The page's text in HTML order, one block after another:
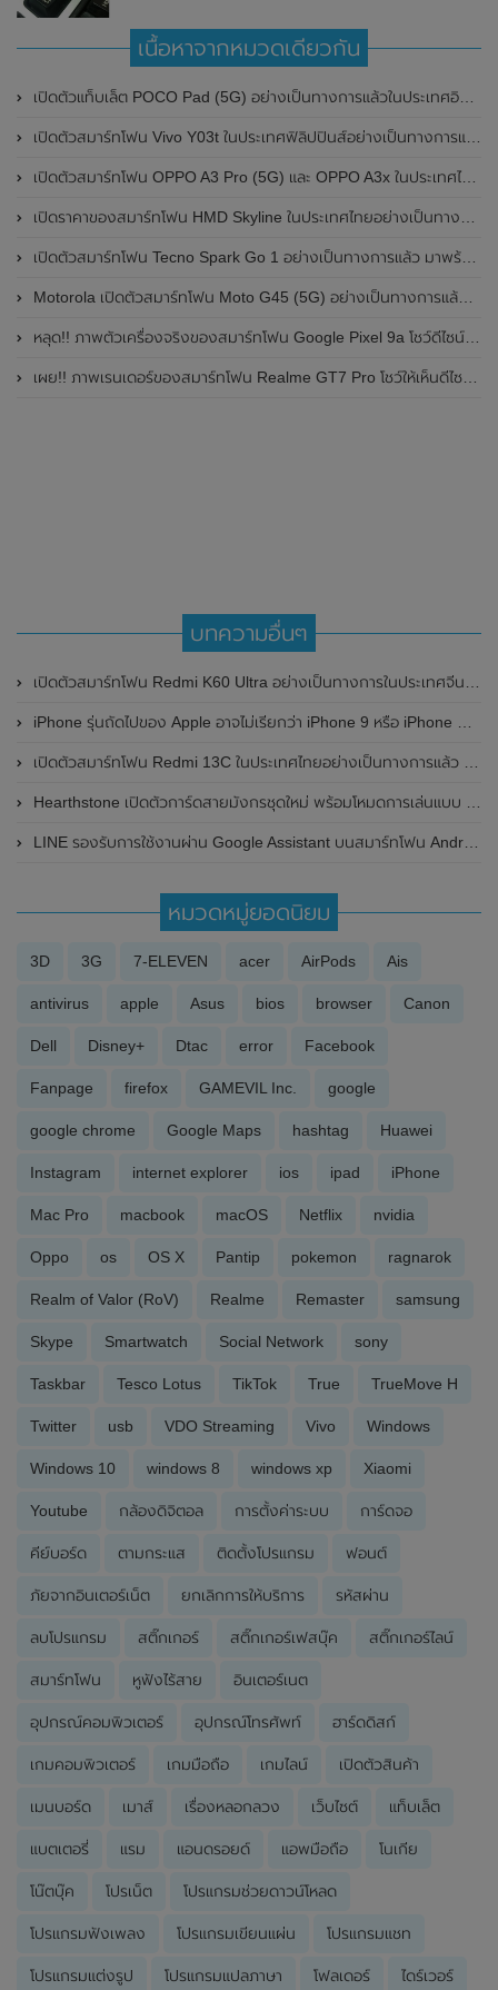
เนื้อหาจากหมวดเดียวกัน
เปิดตัวแท็บเล็ต POCO Pad (5G) อย่างเป็นทางการแล้วในประเทศอินเดีย มาพร้อมชิปเซ็ต Snapdragon 7s Gen 2 ของ Qualcomm และรองรับเครือข่าย 5G
เปิดตัวสมาร์ทโฟน Vivo Y03t ในประเทศฟิลิปปินส์อย่างเป็นทางการแล้ว มาพร้อมชิปเซ็ต Unisoc T612 , กล้องหลัง ความละเอียด 13MP , แบตเตอรี่ 5,000mAh และหน้าจอแสดงผล LCD / 90Hz
เปิดตัวสมาร์ทโฟน OPPO A3 Pro (5G) และ OPPO A3x ในประเทศไทยอย่างเป็นทางการแล้ว ในราคาเริ่มต้นเพียง 3,999 บาท
เปิดราคาของสมาร์ทโฟน HMD Skyline ในประเทศไทยอย่างเป็นทางการแล้ว ราคา 14,990 บาท
เปิดตัวสมาร์ทโฟน Tecno Spark Go 1 อย่างเป็นทางการแล้ว มาพร้อมหน้าจอแสดงผล LCD / 120Hz , แบตเตอรี่ 5,000mAh และใช้ชิปเซ็ต Unisoc
Motorola เปิดตัวสมาร์ทโฟน Moto G45 (5G) อย่างเป็นทางการแล้วในอินเดีย
หลุด!! ภาพตัวเครื่องจริงของสมาร์ทโฟน Google Pixel 9a โชว์ดีไซน์ใหม่ กล้องหลังแบนราบ ไม่มีกรอบของกล้องแล้ว
เผย!! ภาพเรนเดอร์ของสมาร์ทโฟน Realme GT7 Pro โชว์ให้เห็นดีไซน์ใหม่ พร้อมเผยรายละเอียดสเปกที่สำคัญบางส่วน
บทความอื่นๆ
เปิดตัวสมาร์ทโฟน Redmi K60 Ultra อย่างเป็นทางการในประเทศจีน มาพร้อมชิปเซ็ต Dimensity 9200+ , RAM 24GB , กล้อง Sony IMX800 และมีมาตรฐานกันน้ำ IP68
iPhone รุ่นถัดไปของ Apple อาจไม่เรียกว่า iPhone 9 หรือ iPhone SE 2
เปิดตัวสมาร์ทโฟน Redmi 13C ในประเทศไทยอย่างเป็นทางการแล้ว ในราคาเริ่มต้นเพียง 3,999 บาท
Hearthstone เปิดตัวการ์ดสายมังกรชุดใหม่ พร้อมโหมดการเล่นแบบ Auto-battler
LINE รองรับการใช้งานผ่าน Google Assistant บนสมาร์ทโฟน Android ได้แล้ว
หมวดหมู่ยอดนิยม
3D 3G 7-ELEVEN acer AirPods Ais
antivirus apple Asus bios browser Canon
Dell Disney+ Dtac error Facebook
Fanpage firefox GAMEVIL Inc. google
google chrome Google Maps hashtag Huawei
Instagram internet explorer ios ipad iPhone
Mac Pro macbook macOS Netflix nvidia
Oppo os OS X Pantip pokemon ragnarok
Realm of Valor (RoV) Realme Remaster samsung
Skype Smartwatch Social Network sony
Taskbar Tesco Lotus TikTok True TrueMove H
Twitter usb VDO Streaming Vivo Windows
Windows 10 windows 8 windows xp Xiaomi
Youtube กล้องดิจิตอล การตั้งค่าระบบ การ์ดจอ
คีย์บอร์ด ตามกระแส ติดตั้งโปรแกรม ฟอนต์
ภัยจากอินเตอร์เน็ต ยกเลิกการให้บริการ รหัสผ่าน
ลบโปรแกรม สติ๊กเกอร์ สติ๊กเกอร์เฟสบุ๊ค สติ๊กเกอร์ไลน์
สมาร์ทโฟน หูฟังไร้สาย อินเตอร์เนต
อุปกรณ์คอมพิวเตอร์ อุปกรณ์โทรศัพท์ ฮาร์ดดิสก์
เกมคอมพิวเตอร์ เกมมือถือ เกมไลน์ เปิดตัวสินค้า
เมนบอร์ด เมาส์ เรื่องหลอกลวง เว็บไซต์ แท็บเล็ต
แบตเตอรี่ แรม แอนดรอยด์ แอพมือถือ โนเกีย
โน๊ตบุ๊ค โปรเน็ต โปรแกรมช่วยดาวน์โหลด
โปรแกรมฟังเพลง โปรแกรมเขียนแผ่น โปรแกรมแชท
โปรแกรมแต่งรูป โปรแกรมแปลภาษา โฟลเดอร์ ไดร์เวอร์